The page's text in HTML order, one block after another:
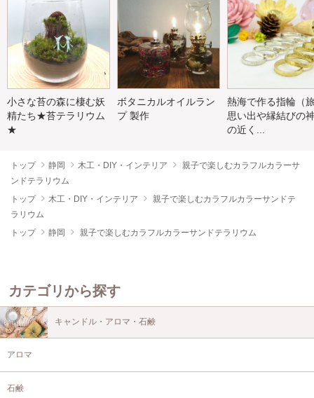
小さな苔の森に棲む妖
精たち★苔テラリウム
★
ボタニカルオイルラン
プ 製作
熱海で作る指輪（
思い出や縁結びの
の近く...
トップ 静岡 木工・DIY・インテリア
親子で楽しむカラフルカラーサ
ンドテラリウム
トップ
木工・DIY・インテリア
親子で楽しむカラフルカラーサンドテ
ラリウム
トップ
静岡 親子で楽しむカラフルカラーサンドテラリウム
カテゴリから探す
キャンドル・アロマ・石鹸
アロマ
石鹸